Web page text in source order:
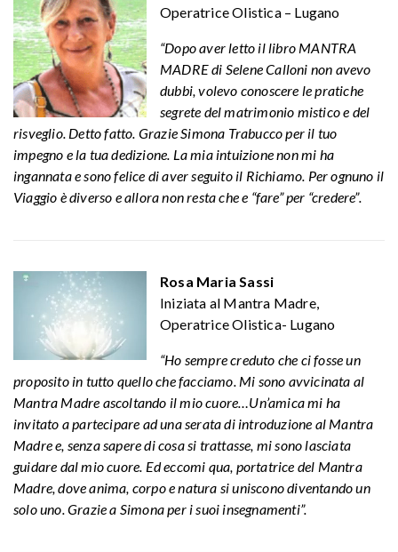
Operatrice Olistica – Lugano
“Dopo aver letto il libro MANTRA
MADRE di Selene Calloni non avevo
dubbi, volevo conoscere le pratiche
segrete del matrimonio mistico e del
risveglio. Detto fatto. Grazie Simona Trabucco per il tuo
impegno e la tua dedizione. La mia intuizione non mi ha
ingannata e sono felice di aver seguito il Richiamo. Per ognuno il
Viaggio è diverso e allora non resta che e “fare” per “credere”.
Rosa Maria Sassi
Iniziata al Mantra Madre,
Operatrice Olistica- Lugano
“Ho sempre creduto che ci fosse un
proposito in tutto quello che facciamo. Mi sono avvicinata al
Mantra Madre ascoltando il mio cuore…Un’amica mi ha
invitato a partecipare ad una serata di introduzione al Mantra
Madre e, senza sapere di cosa si trattasse, mi sono lasciata
guidare dal mio cuore. Ed eccomi qua, portatrice del Mantra
Madre, dove anima, corpo e natura si uniscono diventando un
solo uno. Grazie a Simona per i suoi insegnamenti”.